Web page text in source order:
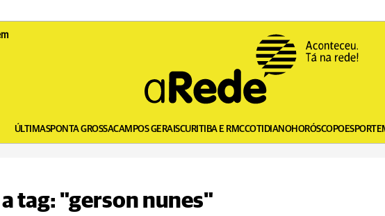
ÚLTIMASPONTA GROSSACAMPOS GERAISCURITIBA E RMCCOTIDIANOHORÓSCOPOESPORTE
tag: "gerson nunes"